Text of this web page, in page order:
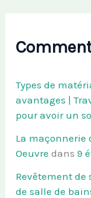
Types de
avantages |
pour avoir un
La maçonnerie
Oeuvre dans9
Revêtement de
de salle de